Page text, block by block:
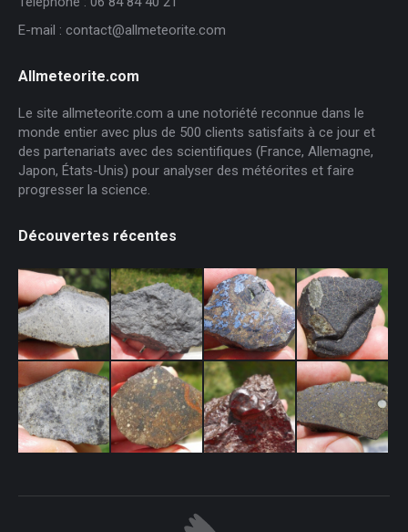
E-mail : contact@allmeteorite.com
Allmeteorite.com
Le site allmeteorite.com a une notoriété reconnue dans le
monde entier avec plus de 500 clients satisfaits à ce jour et
des partenariats avec des scientifiques (France, Allemagne,
Japon, États-Unis) pour analyser des météorites et faire
progresser la science.
Découvertes récentes